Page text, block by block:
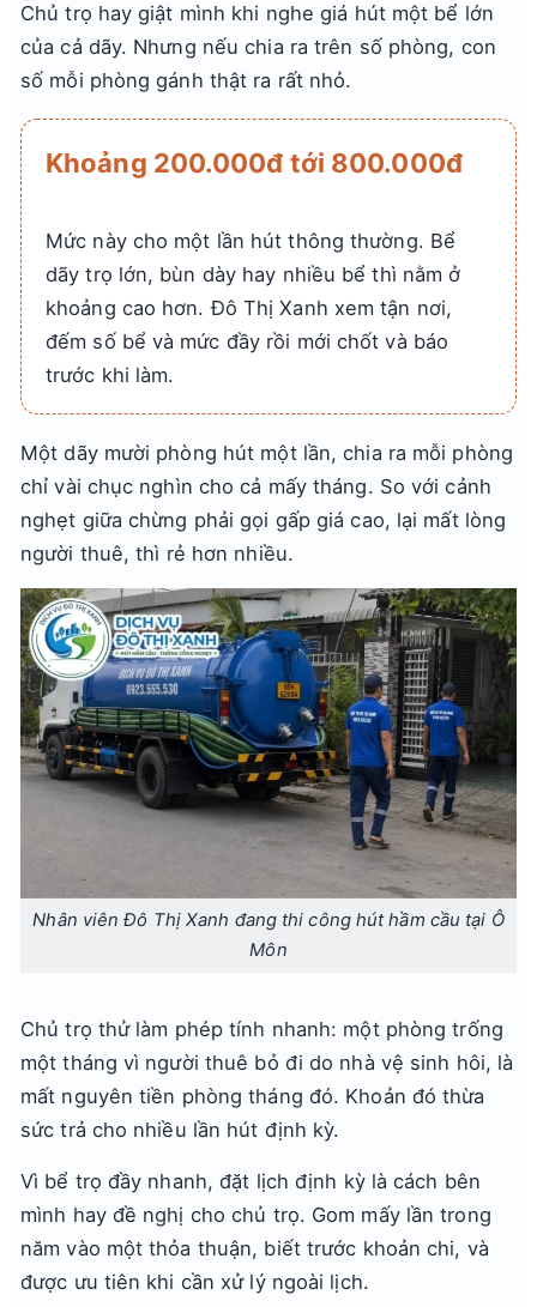
Chủ trọ hay giật mình khi nghe giá hút một bể lớn
của cả dãy. Nhưng nếu chia ra trên số phòng, con
số mỗi phòng gánh thật ra rất nhỏ.
Khoảng 200.000đ tới 800.000đ
Mức này cho một lần hút thông thường. Bể
dãy trọ lớn, bùn dày hay nhiều bể thì nằm ở
khoảng cao hơn. Đô Thị Xanh xem tận nơi,
đếm số bể và mức đầy rồi mới chốt và báo
trước khi làm.
Một dãy mười phòng hút một lần, chia ra mỗi phòng
chỉ vài chục nghìn cho cả mấy tháng. So với cảnh
nghẹt giữa chừng phải gọi gấp giá cao, lại mất lòng
người thuê, thì rẻ hơn nhiều.
Nhân viên Đô Thị Xanh đang thi công hút hầm cầu tại Ô
Môn
Chủ trọ thử làm phép tính nhanh: một phòng trống
một tháng vì người thuê bỏ đi do nhà vệ sinh hôi, là
mất nguyên tiền phòng tháng đó. Khoản đó thừa
sức trả cho nhiều lần hút định kỳ.
Vì bể trọ đầy nhanh, đặt lịch định kỳ là cách bên
mình hay đề nghị cho chủ trọ. Gom mấy lần trong
năm vào một thỏa thuận, biết trước khoản chi, và
được ưu tiên khi cần xử lý ngoài lịch.